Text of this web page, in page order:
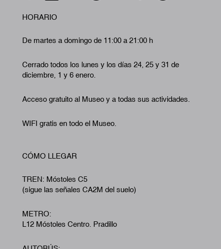
HORARIO
De martes a domingo de 11:00 a 21:00 h
Cerrado todos los lunes y los días 24, 25 y 31 de
diciembre, 1 y 6 enero.
Acceso gratuito al Museo y a todas sus actividades.
WIFI gratis en todo el Museo.
CÓMO LLEGAR
TREN: Móstoles C5
(sigue las señales CA2M del suelo)
METRO:
L12 Móstoles Centro. Pradillo